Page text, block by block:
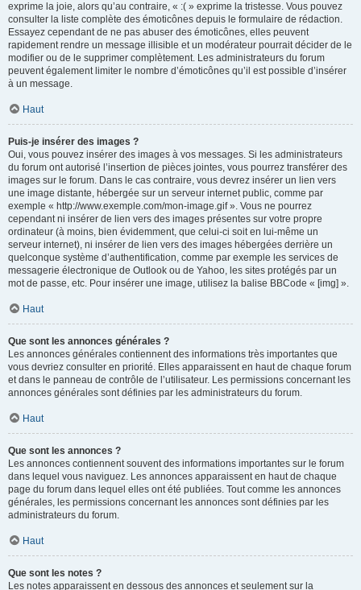
exprime la joie, alors qu’au contraire, « :( » exprime la tristesse. Vous pouvez
consulter la liste complète des émoticônes depuis le formulaire de rédaction.
Essayez cependant de ne pas abuser des émoticônes, elles peuvent
rapidement rendre un message illisible et un modérateur pourrait décider de le
modifier ou de le supprimer complètement. Les administrateurs du forum
peuvent également limiter le nombre d’émoticônes qu’il est possible d’insérer
à un message.
Haut
Puis-je insérer des images ?
Oui, vous pouvez insérer des images à vos messages. Si les administrateurs
du forum ont autorisé l’insertion de pièces jointes, vous pourrez transférer des
images sur le forum. Dans le cas contraire, vous devrez insérer un lien vers
une image distante, hébergée sur un serveur internet public, comme par
exemple « http://www.exemple.com/mon-image.gif ». Vous ne pourrez
cependant ni insérer de lien vers des images présentes sur votre propre
ordinateur (à moins, bien évidemment, que celui-ci soit en lui-même un
serveur internet), ni insérer de lien vers des images hébergées derrière un
quelconque système d’authentification, comme par exemple les services de
messagerie électronique de Outlook ou de Yahoo, les sites protégés par un
mot de passe, etc. Pour insérer une image, utilisez la balise BBCode « [img] ».
Haut
Que sont les annonces générales ?
Les annonces générales contiennent des informations très importantes que
vous devriez consulter en priorité. Elles apparaissent en haut de chaque forum
et dans le panneau de contrôle de l’utilisateur. Les permissions concernant les
annonces générales sont définies par les administrateurs du forum.
Haut
Que sont les annonces ?
Les annonces contiennent souvent des informations importantes sur le forum
dans lequel vous naviguez. Les annonces apparaissent en haut de chaque
page du forum dans lequel elles ont été publiées. Tout comme les annonces
générales, les permissions concernant les annonces sont définies par les
administrateurs du forum.
Haut
Que sont les notes ?
Les notes apparaissent en dessous des annonces et seulement sur la